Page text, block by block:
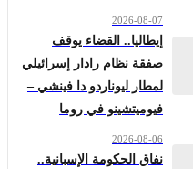
2026-08-07
إيطاليا.. القضاء يوقف
صفقة نظام رادار إسرائيلي
لمطار ليوناردو دا فينشي –
فيوميتشينو في روما
2026-08-06
نفاق الحكومة الإسبانية..